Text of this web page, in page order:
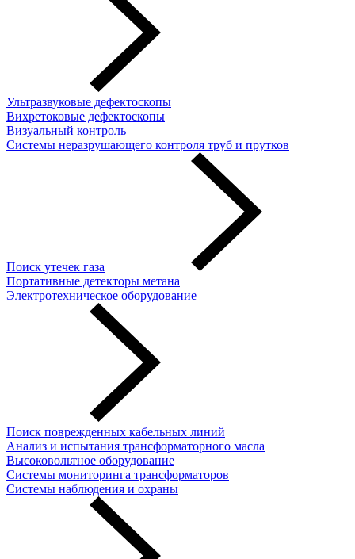
Ультразвуковые дефектоскопы
Вихретоковые дефектоскопы
Визуальный контроль
Системы неразрушающего контроля труб и прутков
Поиск утечек газа
Портативные детекторы метана
Электротехническое оборудование
Поиск поврежденных кабельных линий
Анализ и испытания трансформаторного масла
Высоковольтное оборудование
Системы мониторинга трансформаторов
Системы наблюдения и охраны